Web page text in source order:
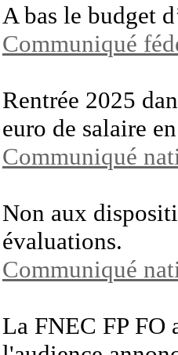
A bas le budget
Communiqué
Rentrée 2025
euro de salaire
Communiqué
Non aux
évaluations.
Communiqué
La FNEC FP FO